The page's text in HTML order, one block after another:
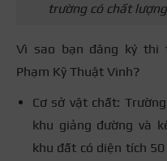
trường có chất
Vì sao bạn đăng ký thi
Phạm Kỹ Thuật Vinh?
Cơ sở vật chất:
khu giảng đường và
khu đất có diện tích